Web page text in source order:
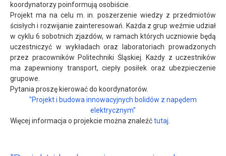
koordynatorzy poinformują osobiście.
Projekt ma na celu m. in. poszerzenie wiedzy z przedmiotów
ścisłych i rozwijanie zainteresowań. Każda z grup weźmie udział
w cyklu 6 sobotnich zjazdów, w ramach których uczniowie będą
uczestniczyć w wykładach oraz laboratoriach prowadzonych
przez pracowników Politechniki Śląskiej. Każdy z uczestników
ma zapewniony transport, ciepły posiłek oraz ubezpieczenie
grupowe.
Pytania proszę kierować do koordynatorów.
"Projekt i budowa innowacyjnych bolidów z napędem
elektrycznym"
Więcej informacja o projekcie można znaleźćtutaj